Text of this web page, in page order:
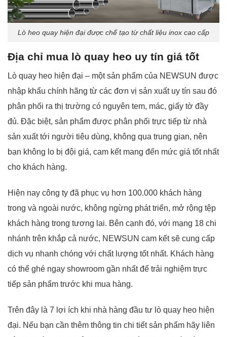
Lò heo quay hiện đại được chế tạo từ chất liệu inox cao cấp
Địa chỉ mua lò quay heo uy tín giá tốt
Lò quay heo hiện đại – một sản phẩm của NEWSUN được
nhập khẩu chính hãng từ các đơn vị sản xuất uy tín sau đó
phân phối ra thị trường có nguyên tem, mác, giấy tờ đầy
đủ. Đặc biệt, sản phẩm được phân phối trực tiếp từ nhà
sản xuất tới người tiêu dùng, không qua trung gian, nên
bạn không lo bị đội giá, cam kết mang đến mức giá tốt nhất
cho khách hàng.
Hiện nay công ty đã phục vụ hơn 100.000 khách hàng
trong và ngoài nước, không ngừng phát triển, mở rộng tệp
khách hàng trong tương lai. Bên cạnh đó, với mạng 18 chi
nhánh trên khắp cả nước, NEWSUN cam kết sẽ cung cấp
dịch vụ nhanh chóng với chất lượng tốt nhất. Khách hàng
có thể ghé ngay showroom gần nhất để trải nghiệm trực
tiếp sản phẩm trước khi mua hàng.
Trên đây là 7 lợi ích khi nhà hàng đầu tư lò quay heo hiện
đại. Nếu bạn cần thêm thông tin chi tiết sản phẩm hãy liên